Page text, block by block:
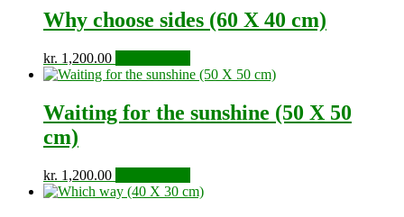
Why choose sides (60 X 40 cm)
kr. 1,200.00
Waiting for the sunshine (50 X 50
cm)
kr. 1,200.00